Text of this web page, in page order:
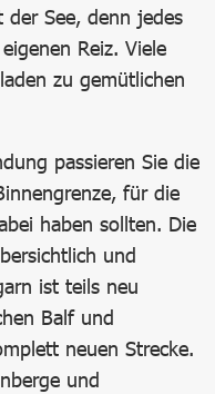
See, denn jedes
Reiz. Viele
zu gemütlichen
passieren Sie die
für die
haben sollten. Die
und
ist teils neu
Balf und
neuen Strecke.
und